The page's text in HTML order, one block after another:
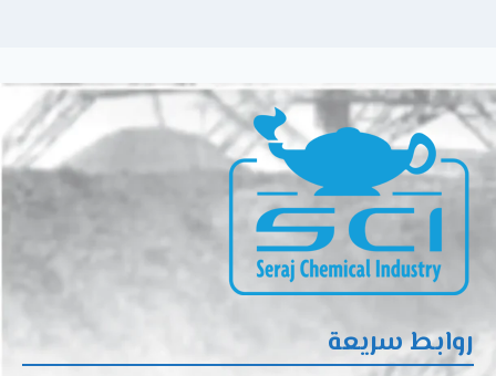
روابط سريعة